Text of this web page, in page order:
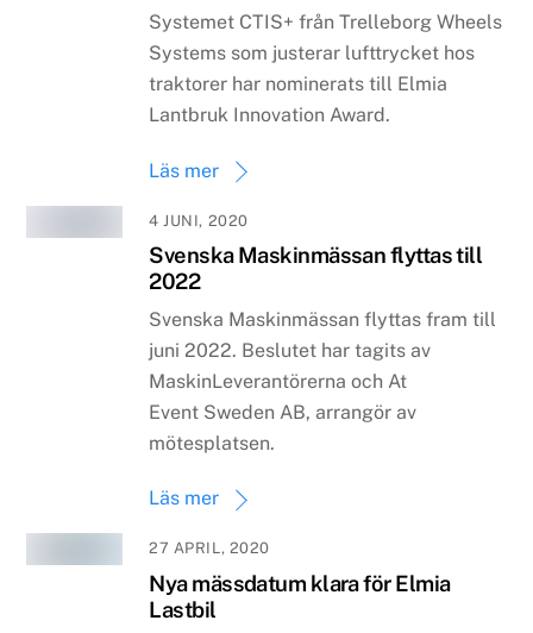
Systemet CTIS+ från Trelleborg Wheels
Systems som justerar lufttrycket hos
traktorer har nominerats till Elmia
Lantbruk Innovation Award.
Läs mer
4 JUNI, 2020
Svenska Maskinmässan flyttas till
2022
Svenska Maskinmässan flyttas fram till
juni 2022. Beslutet har tagits av
MaskinLeverantörerna och At
Event Sweden AB, arrangör av
mötesplatsen.
Läs mer
27 APRIL, 2020
Nya mässdatum klara för Elmia
Lastbil